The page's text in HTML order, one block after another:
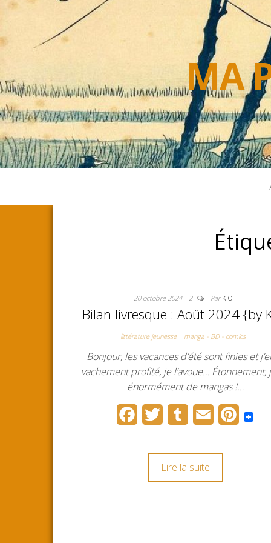
MA
20 octobre 2024 2 ParKIO
Bilan livresque : Août 2024 {by
littérature jeunesse manga - BD - comics
Bonjour, les vacances d’été sont finies et
vachement profité, je l’avoue… Étonnement,
énormément de mangas !…
i
m
a
P
Lire la suite